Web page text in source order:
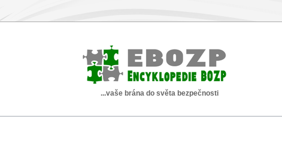
...vaše brána do světa bezpečnosti